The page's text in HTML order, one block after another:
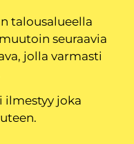
talousalueella
seuraavia
jolla varmasti
ilmestyy joka